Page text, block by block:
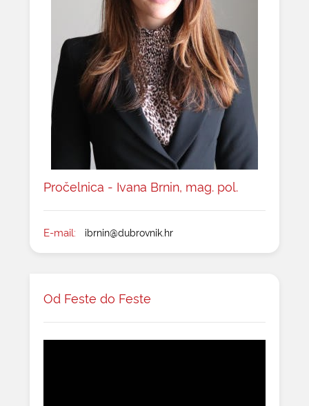
Pročelnica - Ivana Brnin, mag. pol.
E-mail: ibrnin@dubrovnik.hr
Od Feste do Feste